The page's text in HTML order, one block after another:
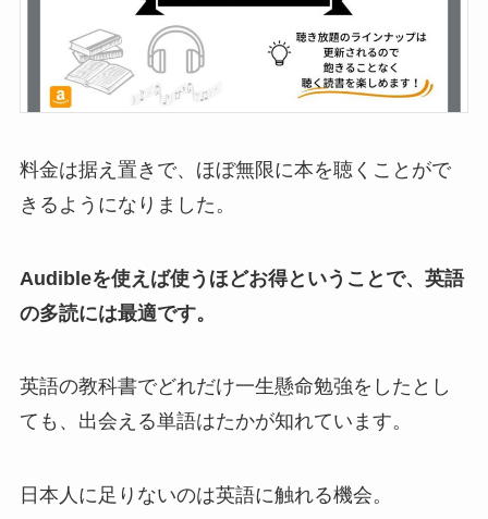
料金は据え置きで、ほぼ無限に本を聴くことがで
きるようになりました。
Audibleを使えば使うほどお得ということで、英語
の多読には最適です。
英語の教科書でどれだけ一生懸命勉強をしたとし
ても、出会える単語はたかが知れています。
日本人に足りないのは英語に触れる機会。